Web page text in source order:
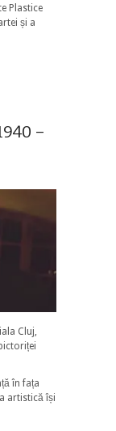
Plastice
și a
–
Cluj,
în fața
artistică își